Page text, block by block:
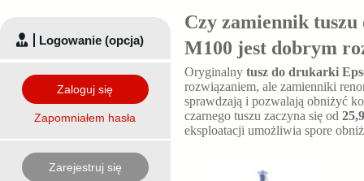
Czy zamiennik
M100 jest dobrym
Oryginalny tusz do drukarki
rozwiązaniem, ale zamienniki
sprawdzają i pozwalają obniżyć
czarnego tuszu zaczyna się od
eksploatacji umożliwia spore
Logowanie (opcja)
Zaloguj się
Zapomniałem hasła
Zarejestruj się